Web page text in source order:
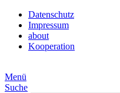
Datenschutz
Impressum
about
Kooperation
Menü
Suche